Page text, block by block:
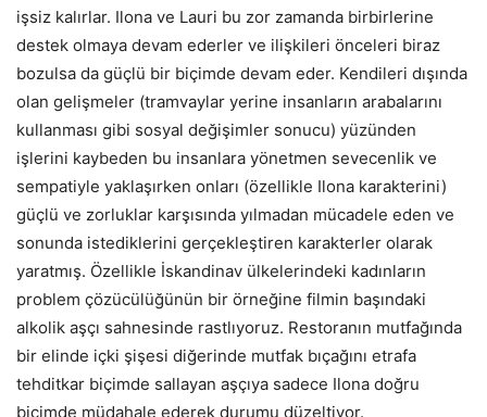
işsiz kalırlar. Ilona ve Lauri bu zor zamanda birbirlerine
destek olmaya devam ederler ve ilişkileri önceleri biraz
bozulsa da güçlü bir biçimde devam eder. Kendileri dışında
olan gelişmeler (tramvaylar yerine insanların arabalarını
kullanması gibi sosyal değişimler sonucu) yüzünden
işlerini kaybeden bu insanlara yönetmen sevecenlik ve
sempatiyle yaklaşırken onları (özellikle Ilona karakterini)
güçlü ve zorluklar karşısında yılmadan mücadele eden ve
sonunda istediklerini gerçekleştiren karakterler olarak
yaratmış. Özellikle İskandinav ülkelerindeki kadınların
problem çözücülüğünün bir örneğine filmin başındaki
alkolik aşçı sahnesinde rastlıyoruz. Restoranın mutfağında
bir elinde içki şişesi diğerinde mutfak bıçağını etrafa
tehditkar biçimde sallayan aşçıya sadece Ilona doğru
biçimde müdahale ederek durumu düzeltiyor.